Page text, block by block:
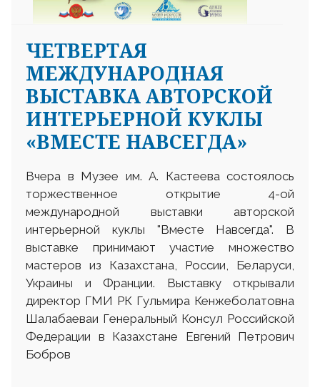
ЧЕТВЕРТАЯ
МЕЖДУНАРОДНАЯ
ВЫСТАВКА АВТОРСКОЙ
ИНТЕРЬЕРНОЙ КУКЛЫ
«ВМЕСТЕ НАВСЕГДА»
Вчера в Музее им. А. Кастеева состоялось
торжественное открытие 4-ой
международной выставки авторской
интерьерной куклы "Вместе Навсегда". В
выставке принимают участие множество
мастеров из Казахстана, России, Беларуси,
Украины и Франции. Выставку открывали
директор ГМИ РК Гульмира Кенжеболатовна
Шалабаеваи Генеральный Консул Российской
Федерации в Казахстане Евгений Петрович
Бобров